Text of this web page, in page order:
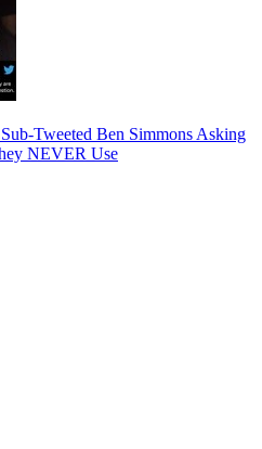
Tweeted Ben Simmons Asking
NEVER Use